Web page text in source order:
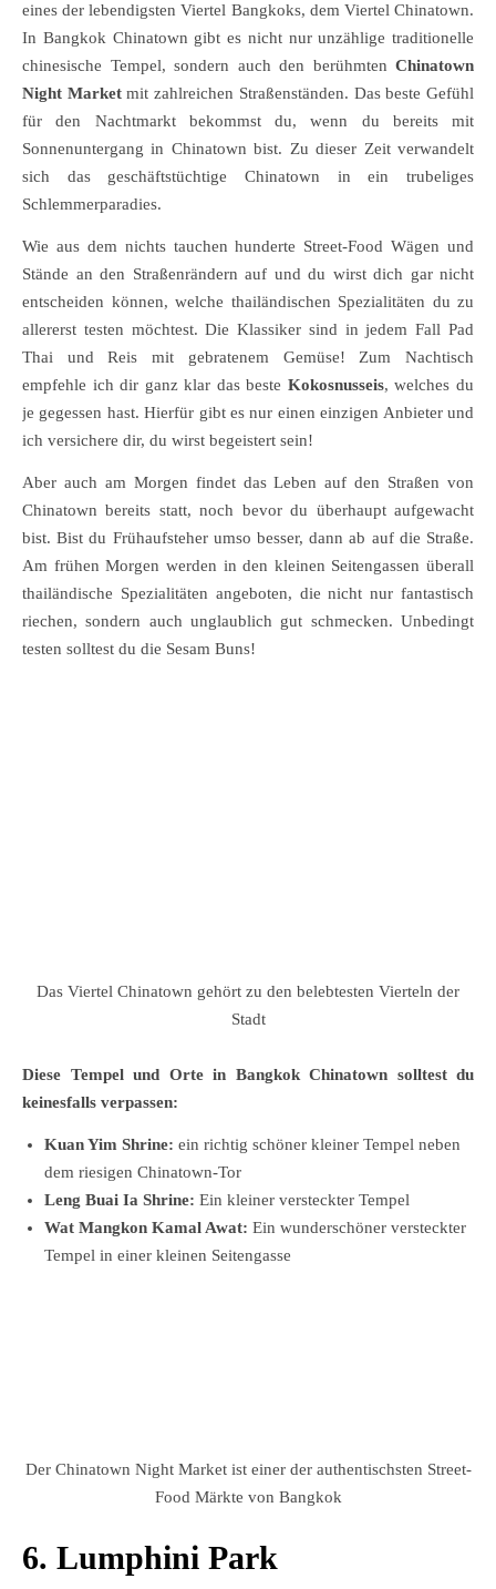
eines der lebendigsten Viertel Bangkoks, dem Viertel Chinatown.
In Bangkok Chinatown gibt es nicht nur unzählige traditionelle
chinesische Tempel, sondern auch den berühmten Chinatown
Night Marketmit zahlreichen Straßenständen. Das beste Gefühl
für den Nachtmarkt bekommst du, wenn du bereits mit
Sonnenuntergang in Chinatown bist. Zu dieser Zeit verwandelt
sich das geschäftstüchtige Chinatown in ein trubeliges
Schlemmerparadies.
Wie aus dem nichts tauchen hunderte Street-Food Wägen und
Stände an den Straßenrändern auf und du wirst dich gar nicht
entscheiden können, welche thailändischen Spezialitäten du zu
allererst testen möchtest. Die Klassiker sind in jedem Fall Pad
Thai und Reis mit gebratenem Gemüse! Zum Nachtisch
empfehle ich dir ganz klar das beste Kokosnusseis, welches du
je gegessen hast. Hierfür gibt es nur einen einzigen Anbieter und
ich versichere dir, du wirst begeistert sein!
Aber auch am Morgen findet das Leben auf den Straßen von
Chinatown bereits statt, noch bevor du überhaupt aufgewacht
bist. Bist du Frühaufsteher umso besser, dann ab auf die Straße.
Am frühen Morgen werden in den kleinen Seitengassen überall
thailändische Spezialitäten angeboten, die nicht nur fantastisch
riechen, sondern auch unglaublich gut schmecken. Unbedingt
testen solltest du die Sesam Buns!
Das Viertel Chinatown gehört zu den belebtesten Vierteln der
Stadt
Diese Tempel und Orte in Bangkok Chinatown solltest du
keinesfalls verpassen:
Kuan Yim Shrine: ein richtig schöner kleiner Tempel neben
dem riesigen Chinatown-Tor
Leng Buai Ia Shrine: Ein kleiner versteckter Tempel
Wat Mangkon Kamal Awat: Ein wunderschöner versteckter
Tempel in einer kleinen Seitengasse
Der Chinatown Night Market ist einer der authentischsten Street-
Food Märkte von Bangkok
6. Lumphini Park